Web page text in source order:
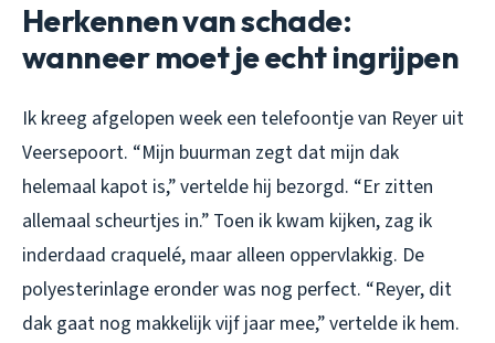
Herkennen van schade:
wanneer moet je echt ingrijpen
Ik kreeg afgelopen week een telefoontje van Reyer uit
Veersepoort. “Mijn buurman zegt dat mijn dak
helemaal kapot is,” vertelde hij bezorgd. “Er zitten
allemaal scheurtjes in.” Toen ik kwam kijken, zag ik
inderdaad craquelé, maar alleen oppervlakkig. De
polyesterinlage eronder was nog perfect. “Reyer, dit
dak gaat nog makkelijk vijf jaar mee,” vertelde ik hem.